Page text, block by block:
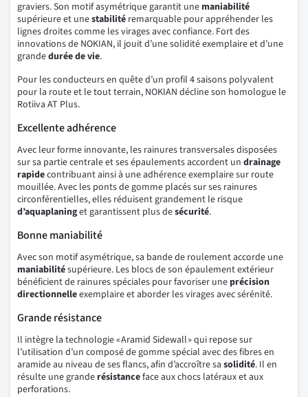
graviers. Son motif asymétrique garantit une maniabilité
supérieure et unestabilité remarquable pour appréhender les
lignes droites comme les virages avec confiance. Fort des
innovations de NOKIAN, il jouit d’une solidité exemplaire et d’une
grandedurée de vie.
Pour les conducteurs en quête d’un profil 4 saisons polyvalent
pour la route et le tout terrain, NOKIAN décline son homologue le
Rotiiva AT Plus.
Excellente adhérence
Avec leur forme innovante, les rainures transversales disposées
sur sa partie centrale et ses épaulements accordent un drainage
rapidecontribuant ainsi à une adhérence exemplaire sur route
mouillée. Avec les ponts de gomme placés sur ses rainures
circonférentielles, elles réduisent grandement le risque
d’aquaplaninget garantissent plus desécurité.
Bonne maniabilité
Avec son motif asymétrique, sa bande de roulement accorde une
maniabilitésupérieure. Les blocs de son épaulement extérieur
bénéficient de rainures spéciales pour favoriser une précision
directionnelleexemplaire et aborder les virages avec sérénité.
Grande résistance
Il intègre la technologie « Aramid Sidewall » qui repose sur
l’utilisation d’un composé de gomme spécial avec des fibres en
aramide au niveau de ses flancs, afin d’accroître sa solidité. Il en
résulte une grande résistanceface aux chocs latéraux et aux
perforations.